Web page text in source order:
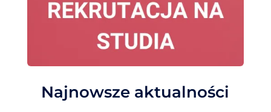
Najnowsze aktualności